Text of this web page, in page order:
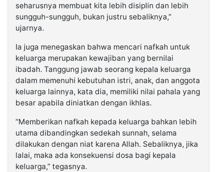
seharusnya membuat kita lebih disiplin dan lebih
sungguh-sungguh, bukan justru sebaliknya,”
ujarnya.
Ia juga menegaskan bahwa mencari nafkah untuk
keluarga merupakan kewajiban yang bernilai
ibadah. Tanggung jawab seorang kepala keluarga
dalam memenuhi kebutuhan istri, anak, dan anggota
keluarga lainnya, kata dia, memiliki nilai pahala yang
besar apabila diniatkan dengan ikhlas.
“Memberikan nafkah kepada keluarga bahkan lebih
utama dibandingkan sedekah sunnah, selama
dilakukan dengan niat karena Allah. Sebaliknya, jika
lalai, maka ada konsekuensi dosa bagi kepala
keluarga,” tegasnya.